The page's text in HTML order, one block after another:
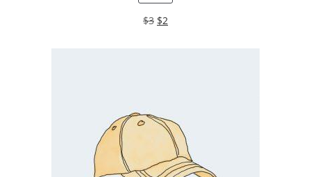
$3 $2